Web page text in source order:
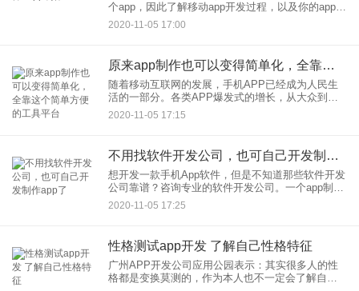
个app，因此了解移动app开发过程，以及你的app如
何适应你的营销目标和市场定位是非常重要的。从
移动设备的角度来看，移动应用开发生命周期只
2020-11-05 17:00
原来app制作也可以变得简单化，全靠这个简单方便的工具平台
随着移动互联网的发展，手机APP已经成为人民生
活的一部分。各类APP爆发式的增长，从大众到小
众，满足着人群的需求。低头族已经不只有于年轻
人，从微信朋友圈老爸老妈的更新频率就可以看出
2020-11-05 17:15
不用找软件开发公司，也可自己开发制作app了
想开发一款手机App软件，但是不知道那些软件开发
公司靠谱？咨询专业的软件开发公司。一个app制作
报价数十万，没有多少资金？急需一款电商app软
件，但是开发周期通常3个月，赶不上？ 别怕，现在
2020-11-05 17:25
性格测试app开发 了解自己性格特征
广州APP开发公司应用公园表示：其实很多人的性
格都是变换莫测的，作为本人也不一定会了解自